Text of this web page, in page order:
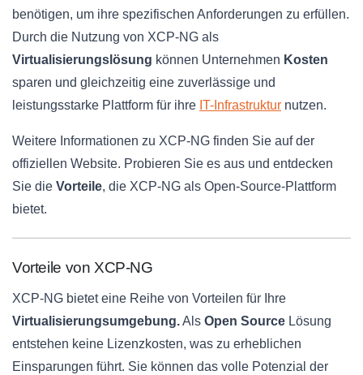
benötigen, um ihre spezifischen Anforderungen zu erfüllen.
Durch die Nutzung von XCP-NG als
Virtualisierungslösung können Unternehmen Kosten
sparen und gleichzeitig eine zuverlässige und
leistungsstarke Plattform für ihre IT-Infrastruktur nutzen.
Weitere Informationen zu XCP-NG finden Sie auf der
offiziellen Website. Probieren Sie es aus und entdecken
Sie die Vorteile, die XCP-NG als Open-Source-Plattform
bietet.
Vorteile von XCP-NG
XCP-NG bietet eine Reihe von Vorteilen für Ihre
Virtualisierungsumgebung.Als Open Source Lösung
entstehen keine Lizenzkosten, was zu erheblichen
Einsparungen führt. Sie können das volle Potenzial der